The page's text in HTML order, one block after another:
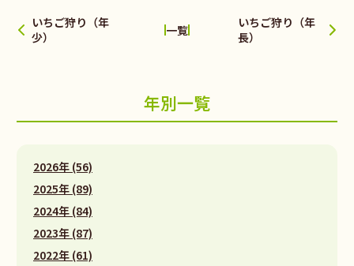
いちご狩り（年
少）
一覧
いちご狩り（年
長）
年別一覧
2026年 (56)
2025年 (89)
2024年 (84)
2023年 (87)
2022年 (61)